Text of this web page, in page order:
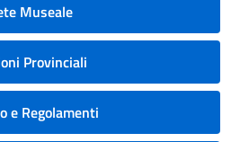
Museale
Provinciali
e Regolamenti